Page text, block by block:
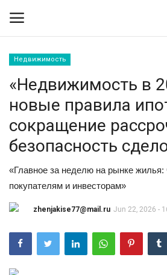
Контакты
Правила размещения
Политика
Технологии
Недвижимость
«Недвижимость в
новые правила
сокращение
безопасность
«Главное за неделю на рынке жилья:
покупателям и инвесторам»
zhenjakise77@mail.ru Jun 22, 2026 -